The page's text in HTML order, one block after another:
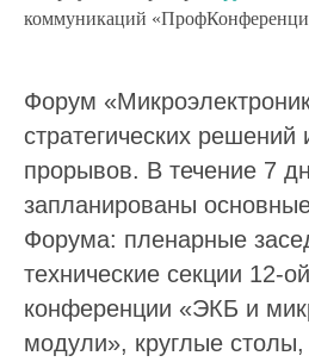
коммуникаций
Форум
стратегических решений
прорывов. В течение 7
запланированы
Форума: пленарные
технические секции 12-
конференции «ЭКБ и
модули», круглые столы,